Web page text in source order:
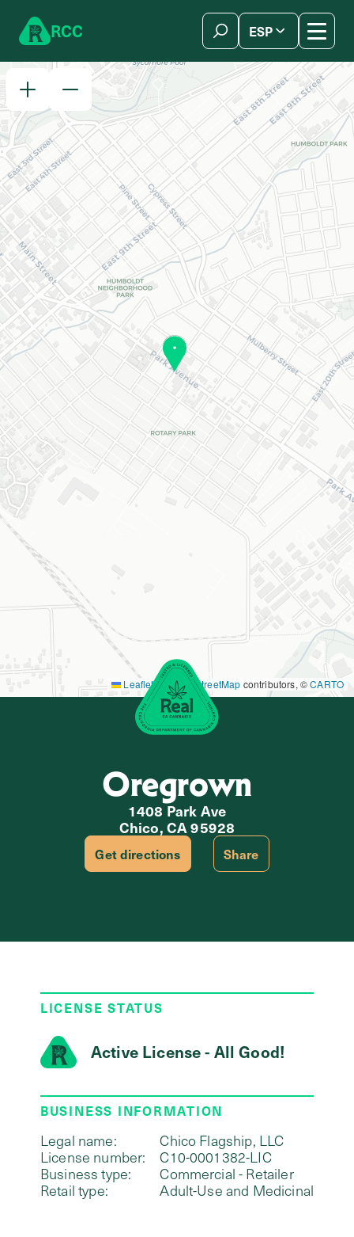
RCC ESP
Leaflet|©OpenStreetMap contributors, ©CARTO
Oregrown
1408 Park Ave
Chico, CA 95928
Get directions Share
LICENSE STATUS
Active License - All Good!
BUSINESS INFORMATION
Legal name:
Chico Flagship, LLC
License number:
C10-0001382-LIC
Business type:
Commercial - Retailer
Retail type:
Adult-Use and Medicinal